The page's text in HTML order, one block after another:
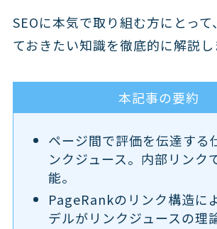
SEOに本気で取り組む方にとって
ておきたい知識を徹底的に解説し
本記事の要約
ページ間で評価を伝達する
ンクジュース。内部リンク
能。
PageRankのリンク構造に
デルがリンクジュースの理